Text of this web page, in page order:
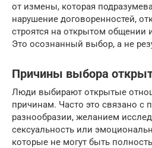
от измены, которая
нарушение договоренностей,
строятся на открытом общении
Это осознанный выбор, а не
Причины выбора
Люди выбирают открытые
причинам. Часто это связано с
разнообразии, желанием
сексуальность или
которые не могут быть